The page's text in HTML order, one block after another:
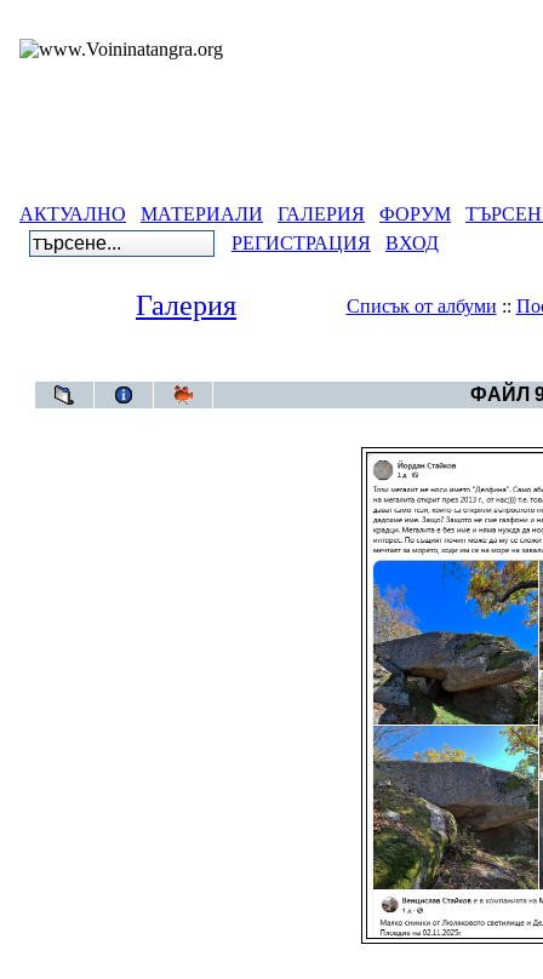
АКТУАЛНО МАТЕРИАЛИ ГАЛЕРИЯ ФОРУМ
РЕГИСТРАЦИЯ
ВХОД
Галерия Списък от албуми ::
ФАЙЛ 9